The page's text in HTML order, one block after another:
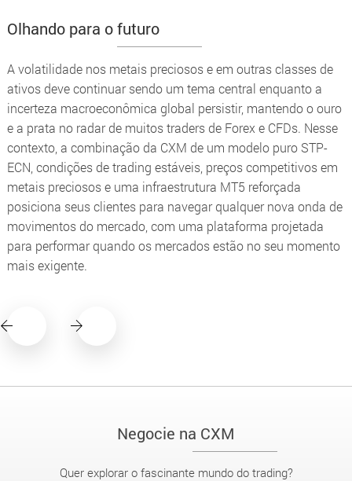
Olhando para o futuro
A volatilidade nos metais preciosos e em outras classes de
ativos deve continuar sendo um tema central enquanto a
incerteza macroeconômica global persistir, mantendo o ouro
e a prata no radar de muitos traders de Forex e CFDs. Nesse
contexto, a combinação da CXM de um modelo puro STP-
ECN, condições de trading estáveis, preços competitivos em
metais preciosos e uma infraestrutura MT5 reforçada
posiciona seus clientes para navegar qualquer nova onda de
movimentos do mercado, com uma plataforma projetada
para performar quando os mercados estão no seu momento
mais exigente.
Negocie na CXM
Quer explorar o fascinante mundo do trading?